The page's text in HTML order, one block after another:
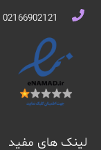
02166902121
لینک های مفید